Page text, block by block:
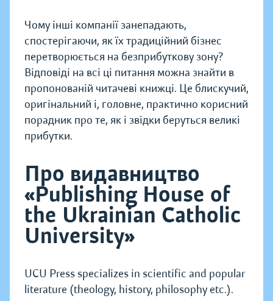
Чому інші компанії занепадають,
спостерігаючи, як їх традиційний бізнес
перетворюється на безприбуткову зону?
Відповіді на всі ці питання можна знайти в
пропонованій читачеві книжці. Це блискучий,
оригінальний і, головне, практично корисний
порадник про те, як і звідки беруться великі
прибутки.
Про видавництво
«Publishing House of
the Ukrainian Catholic
University»
UCU Press specializes in scientific and popular
literature (theology, history, philosophy etc.).